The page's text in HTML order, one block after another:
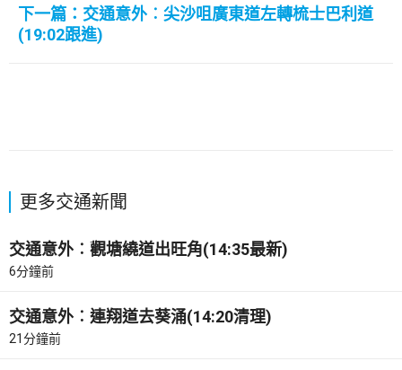
下一篇：交通意外︰尖沙咀廣東道左轉梳士巴利道
(19:02跟進)
更多交通新聞
交通意外︰觀塘繞道出旺角(14:35最新)
6分鐘前
交通意外︰連翔道去葵涌(14:20清理)
21分鐘前